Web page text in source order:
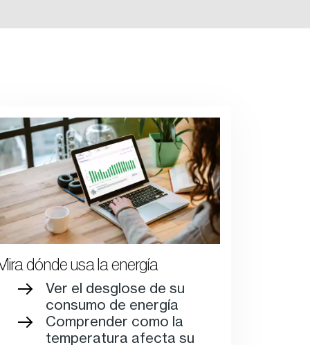
dónde usa la energía
Ver el desglose de su
consumo de energía
Comprender como la
temperatura afecta su